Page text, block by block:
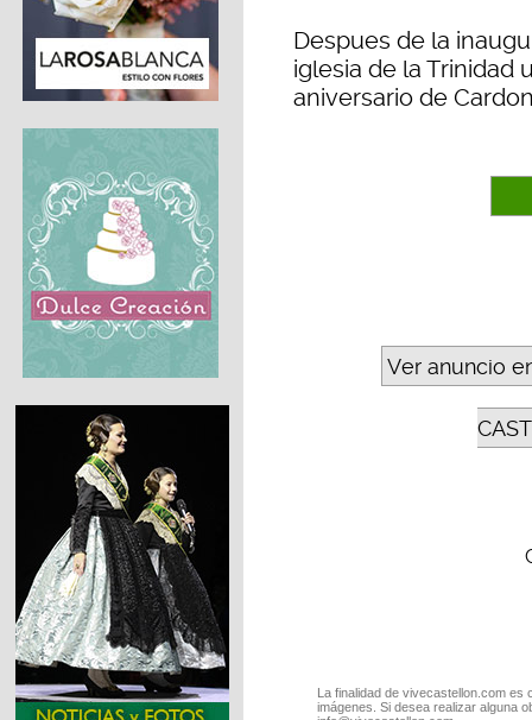
Despues de la
iglesia de la Trinidad
aniversario de
Ver anuncio
La finalidad de vivecastellon.com
imágenes. Si desea realizar alguna